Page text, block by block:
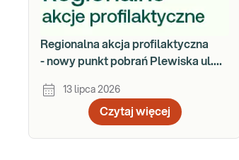
Regionalna akcja profilaktyczna
- nowy punkt pobrań Plewiska ul.
13 lipca 2026
Czytaj więcej